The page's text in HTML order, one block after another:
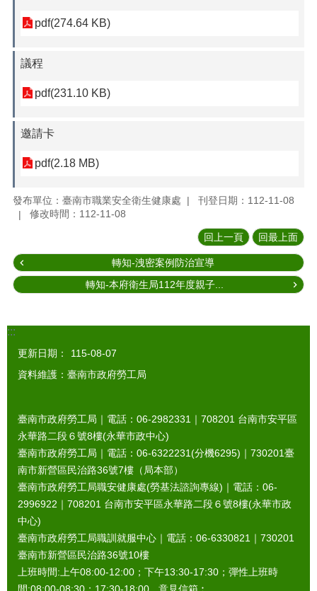
pdf(274.64 KB)
議程
pdf(231.10 KB)
邀請卡
pdf(2.18 MB)
發布單位：臺南市職業安全衛生健康處
刊登日期：112-11-08
修改時間：112-11-08
回上一頁 回最上面
轉知-洩密案例防治宣導
轉知-本府衛生局112年度親子...
:::
更新日期：
115-08-07
資料維護：臺南市政府勞工局
臺南市政府勞工局｜電話：06-2982331｜ 708201 台南市安平區
永華路二段６號8樓(永華市政中心)
臺南市政府勞工局｜電話：06-6322231(分機6295)｜ 730201臺
南市新營區民治路36號7樓（局本部）
臺南市政府勞工局職安健康處(勞基法諮詢專線)｜電話：06-
2996922｜ 708201 台南市安平區永華路二段６號8樓(永華市政
中心)
臺南市政府勞工局職訓就服中心｜電話：06-6330821｜ 730201
臺南市新營區民治路36號10樓
上班時間:上午08:00-12:00；下午13:30-17:30；彈性上班時
間:08:00-08:30；17:30-18:00 意見信箱︰